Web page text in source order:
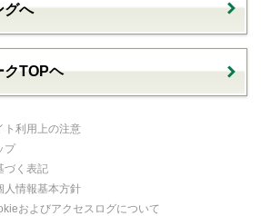
グへ
クTOPヘ
ト利用上の注意
プ
づく表記
人情報基本方針
およびアクセスログについて